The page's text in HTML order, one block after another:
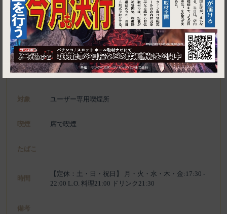
施設名 テラッセ
電話 070-5589-3761
種別 ユーザー専用喫煙所、喫煙可能施設
対象 ユーザー専用喫煙所
喫煙 席で喫煙
たばこ
時間
【定休：土・日・祝日】 月・火・水・木・金:17:30 -
22:00 L.O. 料理21:00 ドリンク21:30
備考